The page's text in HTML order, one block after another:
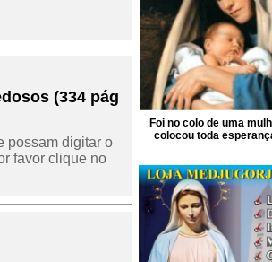
(334 pág
possam digitar o
favor clique no
Foi no colo de uma
colocou toda